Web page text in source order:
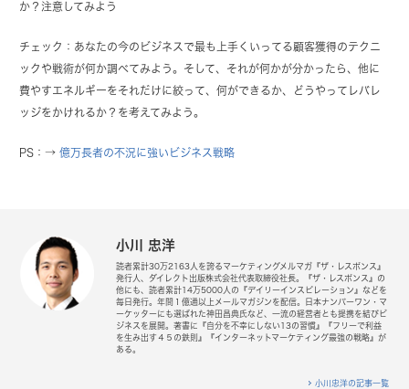
か？注意してみよう
チェック：あなたの今のビジネスで最も上手くいってる顧客獲得のテクニ
ックや戦術が何か調べてみよう。そして、それが何かが分かったら、他に
費やすエネルギーをそれだけに絞って、何ができるか、どうやってレバレ
ッジをかけれるか？を考えてみよう。
PS：→億万長者の不況に強いビジネス戦略
小川 忠洋
読者累計30万2163人を誇るマーケティングメルマガ『ザ・レスポンス』
発行人、ダイレクト出版株式会社代表取締役社長。『ザ・レスポンス』の
他にも、読者累計14万5000人の『デイリーインスピレーション』などを
毎日発行。年間１億通以上メールマガジンを配信。日本ナンバーワン・マ
ーケッターにも選ばれた神田昌典氏など、一流の経営者とも提携を結びビ
ジネスを展開。著書に『自分を不幸にしない13の習慣』『フリーで利益
を生み出す４５の鉄則』『インターネットマーケティング最強の戦略』が
ある。
小川忠洋の記事一覧